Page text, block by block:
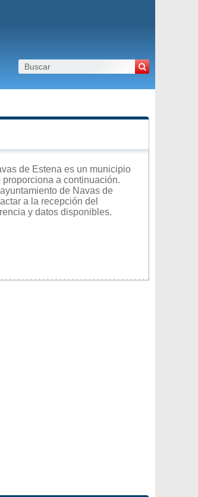
de Estena es un municipio
a continuación.
de Navas de
a la recepción del
y datos disponibles.